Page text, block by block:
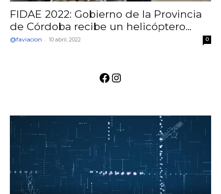
FIDAE 2022: Gobierno de la Provincia
de Córdoba recibe un helicóptero...
@faviacion - 10 abril, 2022 0
Facebook
Instagram